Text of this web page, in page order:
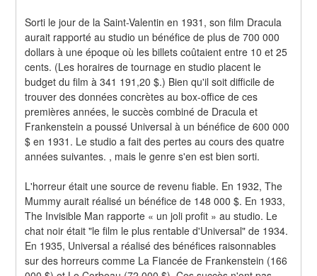
Sorti le jour de la Saint-Valentin en 1931, son film Dracula
aurait rapporté au studio un bénéfice de plus de 700 000
dollars à une époque où les billets coûtaient entre 10 et 25
cents. (Les horaires de tournage en studio placent le
budget du film à 341 191,20 $.) Bien qu'il soit difficile de
trouver des données concrètes au box-office de ces
premières années, le succès combiné de Dracula et
Frankenstein a poussé Universal à un bénéfice de 600 000
$ en 1931. Le studio a fait des pertes au cours des quatre
années suivantes. , mais le genre s'en est bien sorti.
L'horreur était une source de revenu fiable. En 1932, The
Mummy aurait réalisé un bénéfice de 148 000 $. En 1933,
The Invisible Man rapporte « un joli profit » au studio. Le
chat noir était "le film le plus rentable d'Universal" de 1934.
En 1935, Universal a réalisé des bénéfices raisonnables
sur des horreurs comme La Fiancée de Frankenstein (166